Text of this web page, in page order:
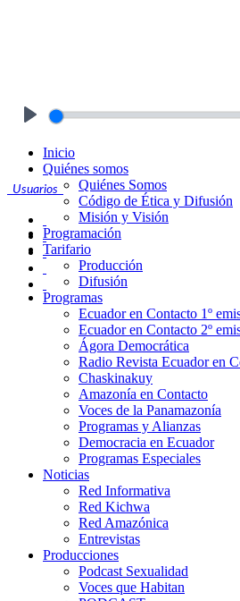
Usuarios
Inicio
Quiénes somos
Quiénes Somos
Código de Ética y Difusión
Misión y Visión
Programación
Tarifario
Producción
Difusión
Programas
Ecuador en Contacto 1º
Ecuador en Contacto 2º
Ágora Democrática
Radio Revista Ecuador en
Chaskinakuy
Amazonía en Contacto
Voces de la Panamazonía
Programas y Alianzas
Democracia en Ecuador
Programas Especiales
Noticias
Red Informativa
Red Kichwa
Red Amazónica
Entrevistas
Producciones
Podcast Sexualidad
Voces que Habitan